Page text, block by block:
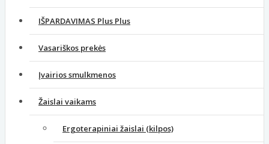
IŠPARDAVIMAS Plus Plus
Vasariškos prekės
Įvairios smulkmenos
Žaislai vaikams
Ergoterapiniai žaislai (kilpos)